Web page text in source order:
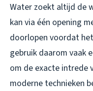
Water zoekt altijd de
kan via één opening
doorlopen voordat
gebruik daarom vaak
om de exacte intrede
moderne technieken